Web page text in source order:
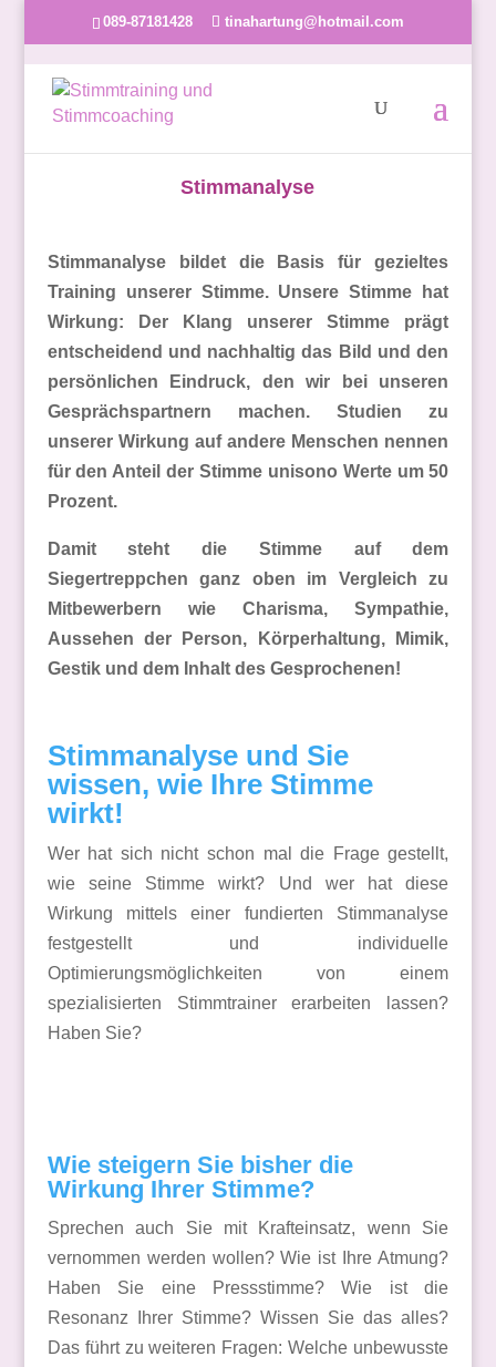
089-87181428 tinahartung@hotmail.com
Stimmanalyse
Stimmanalyse bildet die Basis für gezieltes
Training unserer Stimme. Unsere Stimme hat
Wirkung: Der Klang unserer Stimme prägt
entscheidend und nachhaltig das Bild und den
persönlichen Eindruck, den wir bei unseren
Gesprächspartnern machen. Studien zu
unserer Wirkung auf andere Menschen nennen
für den Anteil der Stimme unisono Werte um 50
Prozent.
Damit steht die Stimme auf dem
Siegertreppchen ganz oben im Vergleich zu
Mitbewerbern wie Charisma, Sympathie,
Aussehen der Person, Körperhaltung, Mimik,
Gestik und dem Inhalt des Gesprochenen!
Stimmanalyse und Sie
wissen, wie Ihre Stimme
wirkt!
Wer hat sich nicht schon mal die Frage gestellt,
wie seine Stimme wirkt? Und wer hat diese
Wirkung mittels einer fundierten Stimmanalyse
festgestellt und individuelle
Optimierungsmöglichkeiten von einem
spezialisierten Stimmtrainer erarbeiten lassen?
Haben Sie?
Wie steigern Sie bisher die
Wirkung Ihrer Stimme?
Sprechen auch Sie mit Krafteinsatz, wenn Sie
vernommen werden wollen? Wie ist Ihre Atmung?
Haben Sie eine Pressstimme? Wie ist die
Resonanz Ihrer Stimme? Wissen Sie das alles?
Das führt zu weiteren Fragen: Welche unbewusste